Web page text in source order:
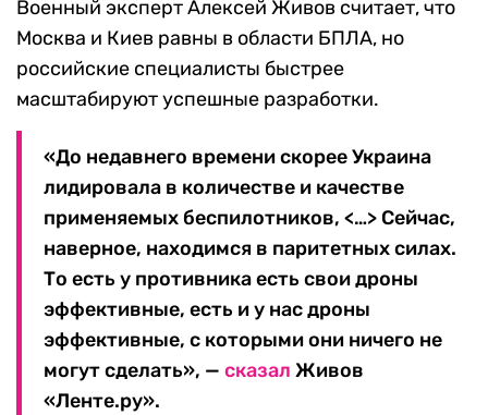
Военный эксперт Алексей Живов считает, что
Москва и Киев равны в области БПЛА, но
российские специалисты быстрее
масштабируют успешные разработки.
«До недавнего времени скорее Украина
лидировала в количестве и качестве
применяемых беспилотников, <…> Сейчас,
наверное, находимся в паритетных силах.
То есть у противника есть свои дроны
эффективные, есть и у нас дроны
эффективные, с которыми они ничего не
могут сделать», — сказал Живов
«Ленте.ру».